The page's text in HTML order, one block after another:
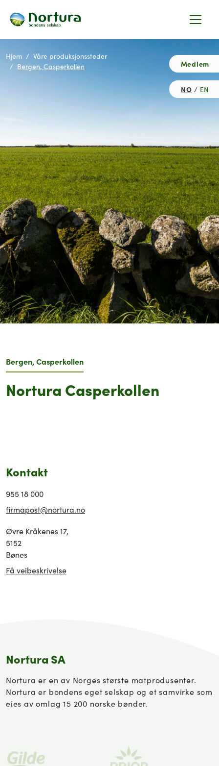
Medlem
NO EN
Hjem
Våre produksjonssteder
Bergen, Casperkollen
Bergen, Casperkollen
Nortura Casperkollen
Kontakt
955 18 000
firmapost@nortura.no
Øvre Kråkenes 17,
5152
Bønes
Få veibeskrivelse
Nortura SA
Nortura er en av Norges største matprodusenter.
Nortura er bondens eget selskap og et samvirke som
eies av omlag 15 200 norske bønder.